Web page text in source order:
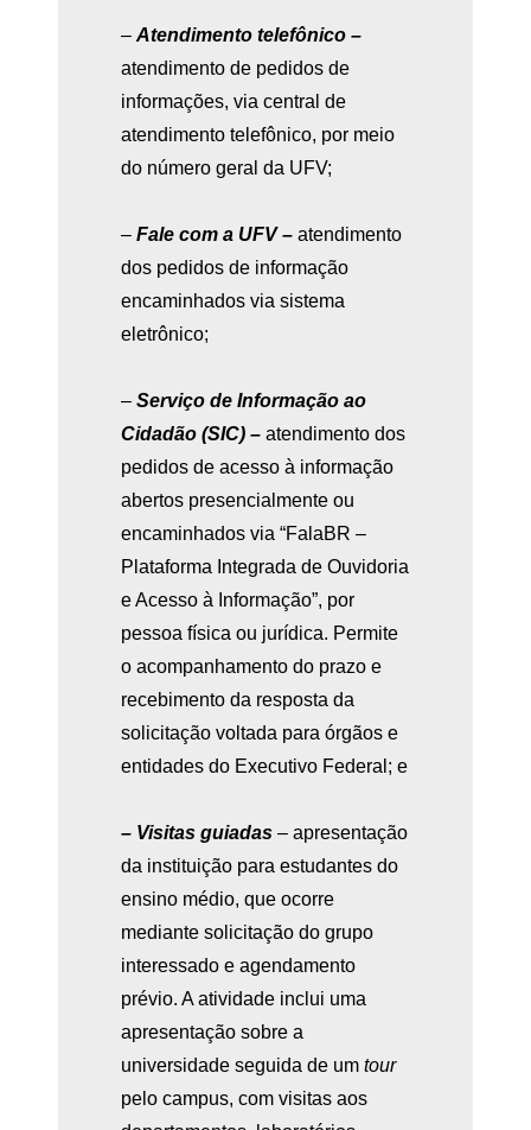
– Atendimento telefônico –
atendimento de pedidos de
informações, via central de
atendimento telefônico, por meio
do número geral da UFV;
– Fale com a UFV – atendimento
dos pedidos de informação
encaminhados via sistema
eletrônico;
– Serviço de Informação ao
Cidadão (SIC) – atendimento dos
pedidos de acesso à informação
abertos presencialmente ou
encaminhados via “FalaBR –
Plataforma Integrada de Ouvidoria
e Acesso à Informação”, por
pessoa física ou jurídica. Permite
o acompanhamento do prazo e
recebimento da resposta da
solicitação voltada para órgãos e
entidades do Executivo Federal; e
– Visitas guiadas – apresentação
da instituição para estudantes do
ensino médio, que ocorre
mediante solicitação do grupo
interessado e agendamento
prévio. A atividade inclui uma
apresentação sobre a
universidade seguida de um tour
pelo campus, com visitas aos